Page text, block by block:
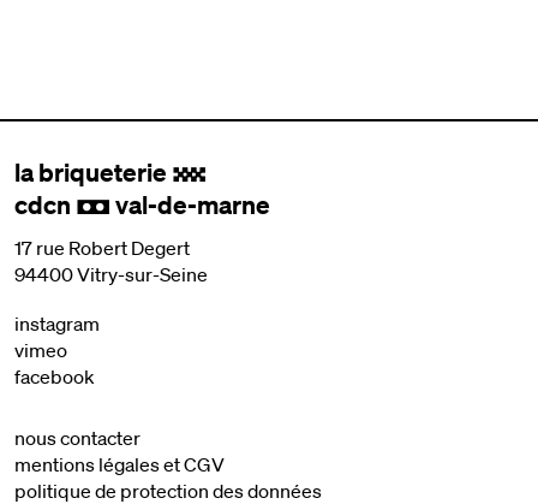
la briqueterie .
cdcn , val-de-marne
17 rue Robert Degert
94400 Vitry-sur-Seine
instagram
vimeo
facebook
nous contacter
mentions légales et CGV
politique de protection des données